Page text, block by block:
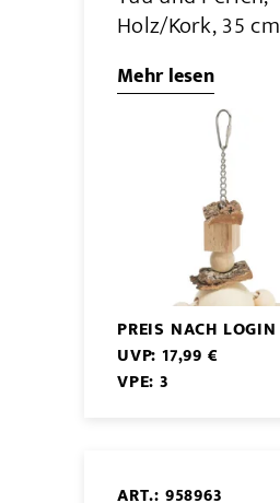
Holz/Kork, 35 cm
Mehr lesen
PREIS NACH LOGIN
UVP: 17,99 €
VPE: 3
ART.: 958963